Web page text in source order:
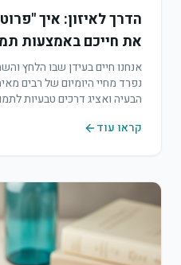
הדרך לאיזון: איך
את חייכם באמצעות
אנחנו חיים בעידן שבו הלחץ
נפרד מחיי היומיום של רבים
הבעיה ואציג דרכים טבעיות
הכללי.
קראו עוד